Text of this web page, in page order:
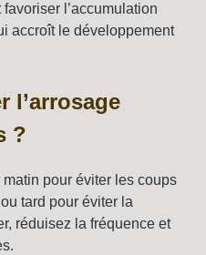
l’accumulation
accroît le développement
l’arrosage
?
pour éviter les coups
tard pour éviter la
réduisez la fréquence et